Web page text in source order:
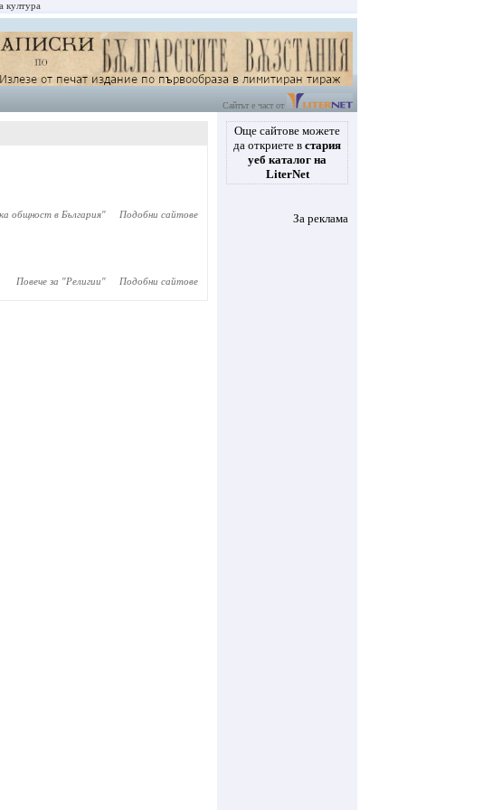
култура
Сайтът е част от
общност в България" Подобни сайтове
Повече за "Религии" Подобни сайтове
Още сайтове можете
да откриете в стария
уеб каталог на
LiterNet
За реклама